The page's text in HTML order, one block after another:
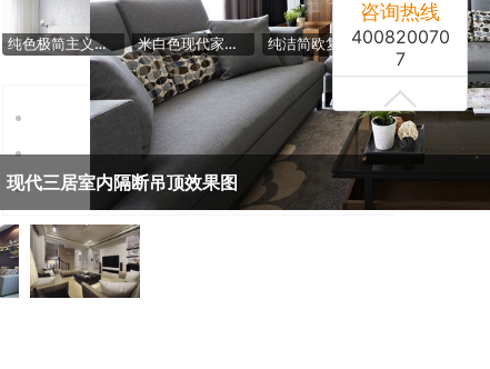
咨询热线
400820070
7
现代三居室内隔断吊顶效果图
纯色极简主义卧室背景墙设计 米白色现代家居卫生间装饰图 纯洁简欧复式客厅案例图